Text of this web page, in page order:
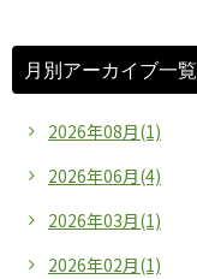
月別アーカイブ一覧
2026年08月(1)
2026年06月(4)
2026年03月(1)
2026年02月(1)